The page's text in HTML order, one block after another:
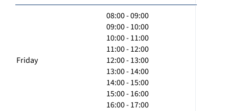
Friday
08:00 - 09:00
09:00 - 10:00
10:00 - 11:00
11:00 - 12:00
12:00 - 13:00
13:00 - 14:00
14:00 - 15:00
15:00 - 16:00
16:00 - 17:00